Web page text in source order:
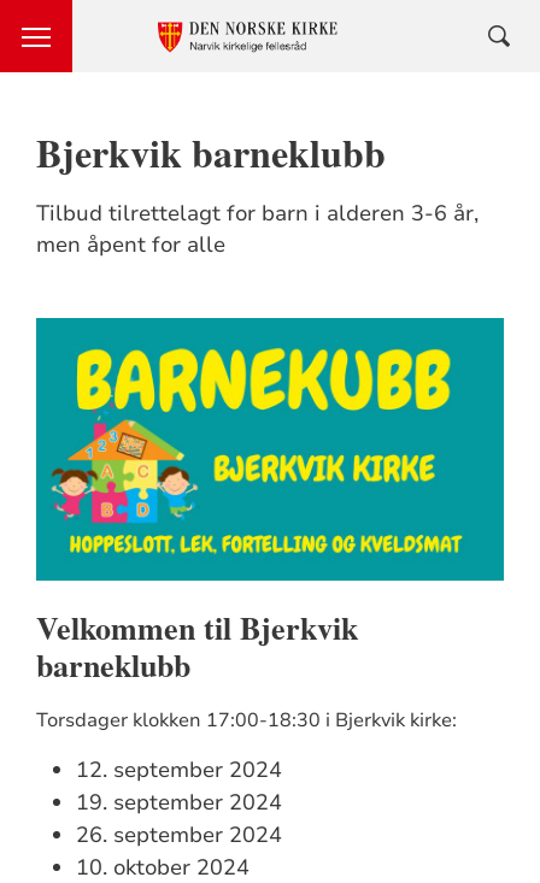
Bjerkvik barneklubb
Tilbud tilrettelagt for barn i alderen 3-6 år,
men åpent for alle
Velkommen til Bjerkvik
barneklubb
Torsdager klokken 17:00-18:30 i Bjerkvik kirke:
12. september 2024
19. september 2024
26. september 2024
10. oktober 2024